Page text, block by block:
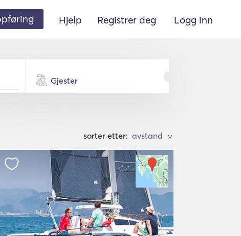
Hjelp Registrer deg Logg inn
Gjester
sorter etter: >